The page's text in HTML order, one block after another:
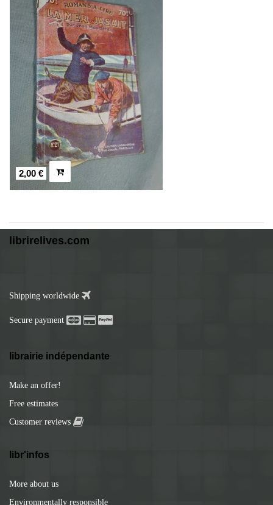
2,00 €
librirelives.com
Shipping worldwide
Secure payment
librairie indépendante
Make an offer!
Free estimates
Customer reviews
libr'infos
More about us
Environmentally responsible